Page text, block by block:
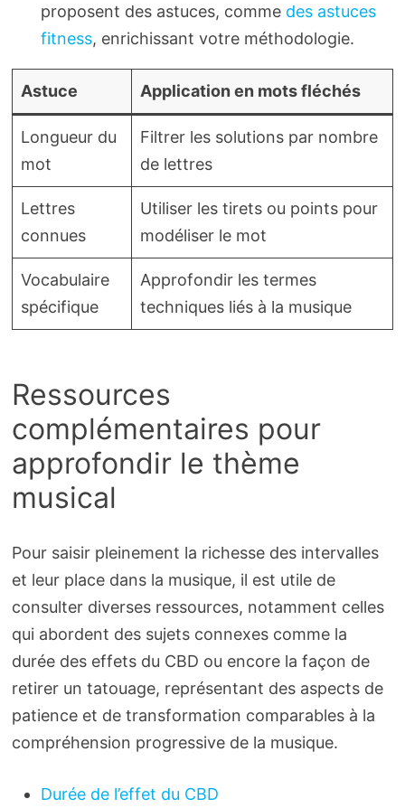
proposent des astuces, comme des astuces
fitness, enrichissant votre méthodologie.
Astuce Application en mots fléchés
Longueur du
mot
Filtrer les solutions par nombre
de lettres
Lettres
connues
Utiliser les tirets ou points pour
modéliser le mot
Vocabulaire
spécifique
Approfondir les termes
techniques liés à la musique
Ressources
complémentaires pour
approfondir le thème
musical
Pour saisir pleinement la richesse des intervalles
et leur place dans la musique, il est utile de
consulter diverses ressources, notamment celles
qui abordent des sujets connexes comme la
durée des effets du CBD ou encore la façon de
retirer un tatouage, représentant des aspects de
patience et de transformation comparables à la
compréhension progressive de la musique.
Durée de l’effet du CBD